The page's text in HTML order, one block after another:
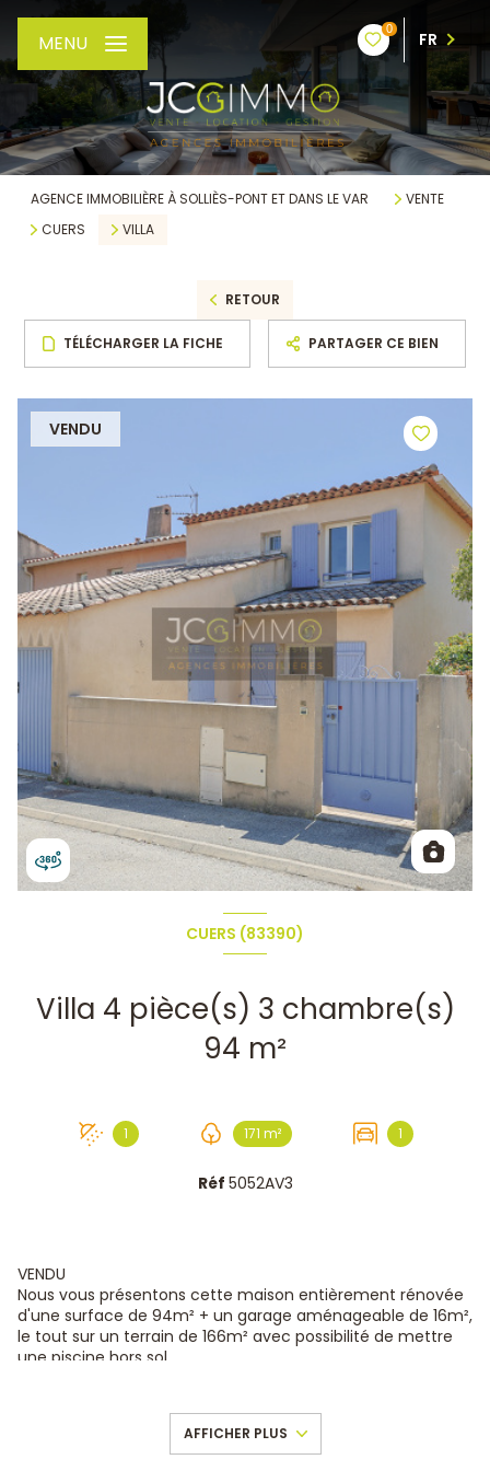
0
FR
MENU
AGENCE IMMOBILIÈRE À SOLLIÈS-PONT ET DANS LE VAR
VENTE
CUERS
VILLA
RETOUR
TÉLÉCHARGER LA FICHE PARTAGER CE BIEN
VENDU
CUERS (83390)
Villa 4 pièce(s) 3 chambre(s)
94 m²
1 171 m² 1
Réf 5052AV3
VENDU
Nous vous présentons cette maison entièrement rénovée
d'une surface de 94m² + un garage aménageable de 16m²,
le tout sur un terrain de 166m² avec possibilité de mettre
une piscine hors sol.
lotissement résidentiel vers l'entrée de Cuers, au calme et
dans un secteur bien fréquenté.
Au REZ DE CHAUSSEE, un grand salon/séjour lumineux avec
AFFICHER PLUS